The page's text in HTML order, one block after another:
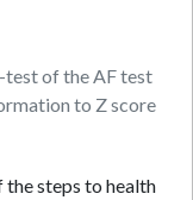
of the AF test by
to Z scores.
steps to health